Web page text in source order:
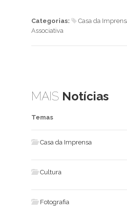
Categorias: Casa da
Associativa
MAIS Notícias
Temas
Casa da Imprensa
Cultura
Fotografia